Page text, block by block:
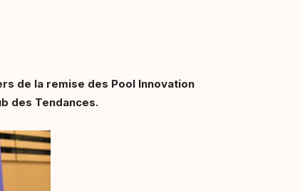
de la remise des Pool Innovation
des Tendances.